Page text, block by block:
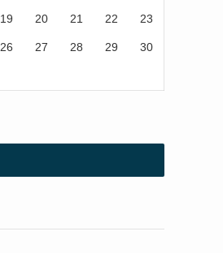
19 20 21 22 23
26 27 28 29 30